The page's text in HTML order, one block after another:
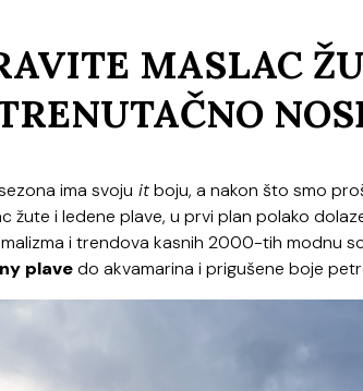
MASLAC
ima svoju itboju, a nakon što smo
žute i ledene plave, u prvi plan polako
i trendova kasnih 2000-tih modnu
plavedo akvamarina i prigušene boje